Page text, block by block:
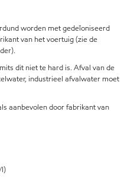
worden met gedeïoniseerd
van het voertuig (zie de
dit niet te hard is. Afval van de
industrieel afvalwater moet
aanbevolen door fabrikant van
l)